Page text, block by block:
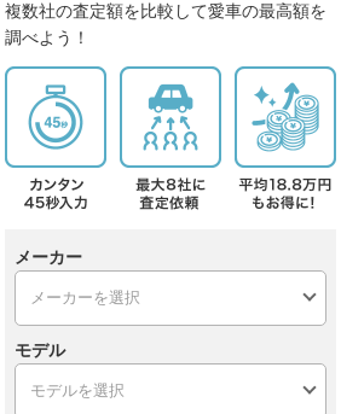
複数社の査定額を比較して愛車の最高額を
調べよう！
メーカー
モデル